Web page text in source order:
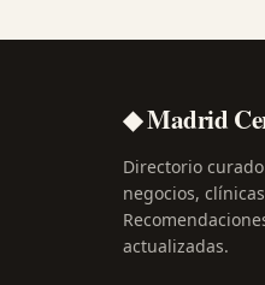
◆ Madrid
Directorio
negocios,
actualizadas.